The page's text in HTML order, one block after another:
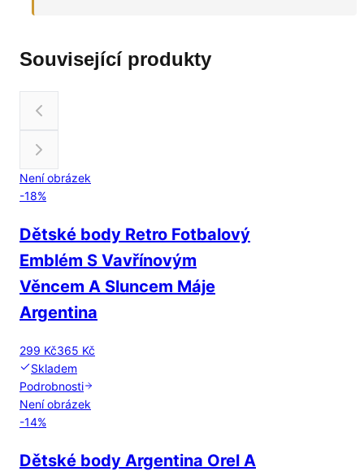
Související produkty
Není obrázek
-18%
Dětské body Retro Fotbalový
Emblém S Vavřínovým
Věncem A Sluncem Máje
Argentina
299 Kč365 Kč
Skladem
Podrobnosti
Není obrázek
-14%
Dětské body Argentina Orel A